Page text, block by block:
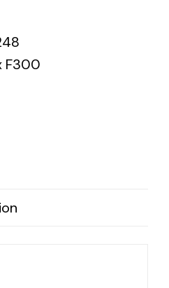
for all kinds of needs.
F300